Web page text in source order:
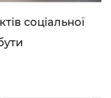
соціальної